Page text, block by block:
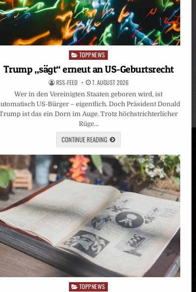
Posted
TOPPNEWS
Trump „sägt“ erneut an US-Geburtsrecht
RSS-FEED 7. AUGUST 2026
Wer in den Vereinigten Staaten geboren wird, ist
US-Bürger – eigentlich. Doch Präsident Donald
ist das ein Dorn im Auge. Trotz höchstrichterlicher
Rüge…
CONTINUE READING
Posted
TOPPNEWS